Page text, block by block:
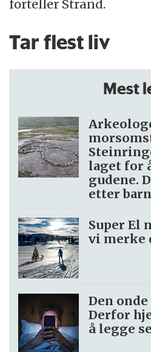
forteller Strand.
Tar flest liv
Mest
laget for
gudene.
etter
Super El
vi merke
Den
Derfor
å legge